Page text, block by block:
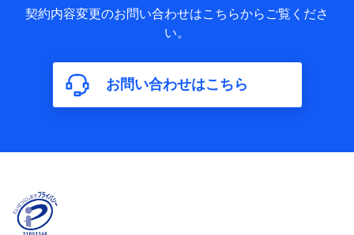
歴の情報及び保険の更改案内等を提供した際のメール内容や
送信履歴などの情報）が含まれます。
約に関する情報。例として、保険契約者及び被保険者の氏
名、住所、生年月日、性別、保険契約者と被保険者の関係、
保険加入の目的、保険商品の内容、保険料、保険料のお支払
方法、車のメーカーや走行距離などの情報、建物の構造や築
当社
株式会社NTTドコモ
【利用する者の利用目的】
契約内容変更のお問い合わせはこちらからご覧くださ
い。
お問い合わせはこちら